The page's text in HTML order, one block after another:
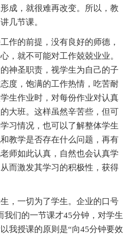
成，就很难再改变。所以，教
几节课。
作的前提，没有良好的师德，
，就不可能对工作兢兢业业。
神圣职责，视学生为自己的子
度，饱满的工作热情，吃苦耐
生作业时，对每份作业对认真
大班。这样虽然辛苦些，但可
习情况，也可以了解整体学生
教学是否存在什么问题，再有
师如此认真，自然也会认真学
而激发其学习的积极性，获得
，一切为了学生。企业的口号
我们的一节课才45分钟，对学生
我授课的原则是“向45分钟要效